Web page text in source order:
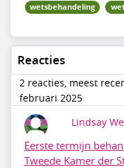
wetsbehandeling
Reacties
2 reacties, meest
februari 2025
Lindsay
Eerste termijn
Tweede Kamer der